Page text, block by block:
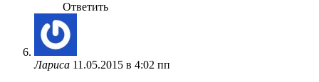
Ответить
Лариса 11.05.2015 в 4:02 пп